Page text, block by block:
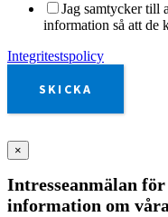
Jag samtycker till
information så att de
Integritestspolicy
SKICKA
×
Intresseanmälan
information om